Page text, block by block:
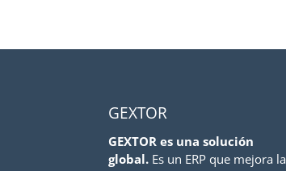
GEXTOR
GEXTOR es una solución
global. Es un ERP que mejora la